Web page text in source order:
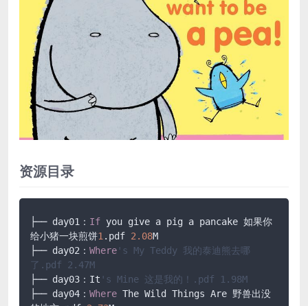
资源目录
├── day01： If you give a pig a pancake 如果你
给小猪一块煎饼1 .pdf 2.08M
├── day02： Where 's My Teddy 我的泰迪熊去哪
了.pdf 2.47M
├── day03：It 's Mine 这是我的！.pdf 1.98M
├── day04： Where The Wild Things Are 野兽出没